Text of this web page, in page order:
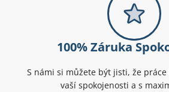
100% Záruka
S námi si můžete být jisti, že
vaší spokojenosti a s